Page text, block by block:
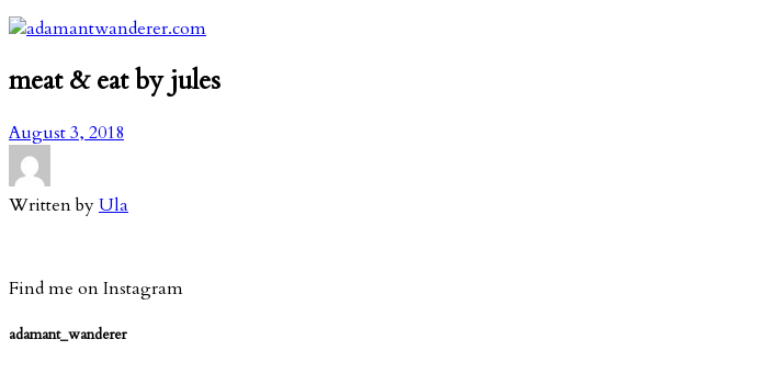
meat & eat by jules
August 3, 2018
Written byUla
Find me on Instagram
adamant_wanderer